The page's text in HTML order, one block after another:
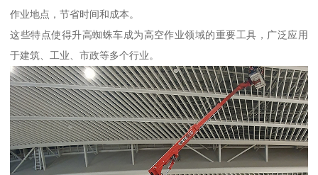
作业地点，节省时间和成本。
这些特点使得升高蜘蛛车成为高空作业领域的重要工具，广泛应用
于建筑、工业、市政等多个行业。